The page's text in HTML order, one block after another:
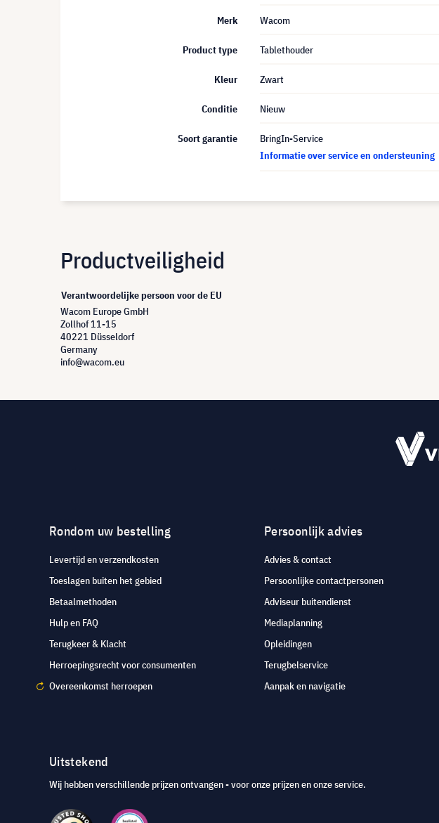
Merk Wacom
Product type Tablethouder
Kleur Zwart
Conditie Nieuw
Soort garantie
BringIn-Service
Informatie over service en ondersteuning
Productveiligheid
Verantwoordelijke persoon voor de EU
Wacom Europe GmbH
Zollhof 11-15
40221 Düsseldorf
Germany
info@wacom.eu
Rondom uw bestelling
Levertijd en verzendkosten
Toeslagen buiten het gebied
Betaalmethoden
Hulp en FAQ
Terugkeer & Klacht
Herroepingsrecht voor consumenten
Overeenkomst herroepen
Persoonlijk advies
Advies & contact
Persoonlijke contactpersonen
Adviseur buitendienst
Mediaplanning
Opleidingen
Terugbelservice
Aanpak en navigatie
Uitstekend
Wij hebben verschillende prijzen ontvangen - voor onze prijzen en onze service.